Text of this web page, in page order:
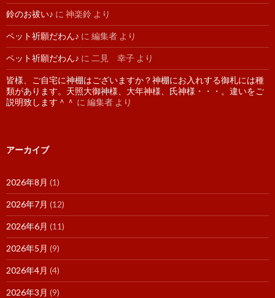
鈴のお祓い♪ に 神楽鈴 より
ペット祈願だわん♪ に 編集者 より
ペット祈願だわん♪ に 二見 幸子 より
皆様、ご自宅に神棚はございますか？神棚にお入れする御札には種
類があります。天照大御神様、大年神様、氏神様・・・。違いをご
説明致します＾＾ に 編集者 より
アーカイブ
2026年8月 (1)
2026年7月 (12)
2026年6月 (11)
2026年5月 (9)
2026年4月 (4)
2026年3月 (9)